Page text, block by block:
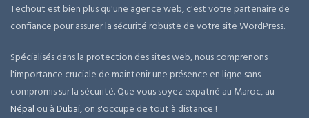
Techout est bien plus qu'une agence web, c'est votre partenaire de
confiance pour assurer la sécurité robuste de votre site WordPress.
Spécialisés dans la protection des sites web, nous comprenons
l'importance cruciale de maintenir une présence en ligne sans
compromis sur la sécurité. Que vous soyez expatrié au Maroc, au
Népal ou àDubai, on s'occupe de tout à distance !